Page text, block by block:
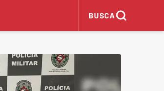
BUSCA